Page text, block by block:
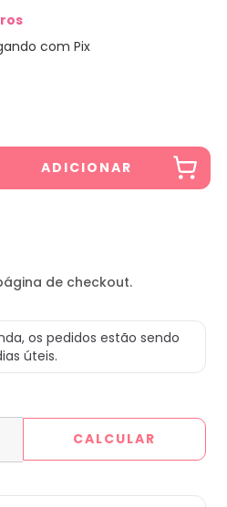
com Pix
de checkout.
os pedidos estão sendo
úteis.
CALCULAR